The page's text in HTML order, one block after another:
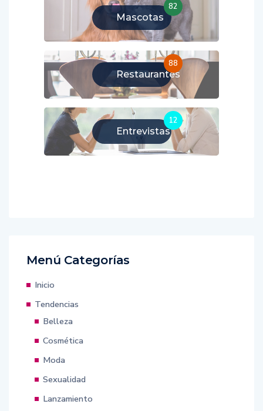
Mascotas
82
Restaurantes
88
Entrevistas
12
Menú Categorías
Inicio
Tendencias
Belleza
Cosmética
Moda
Sexualidad
Lanzamiento